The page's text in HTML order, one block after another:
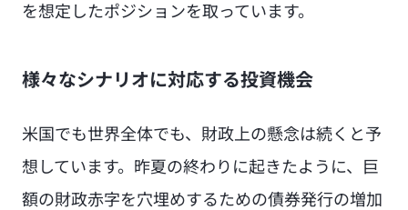
を想定したポジションを取っています。
様々なシナリオに対応する投資機会
米国でも世界全体でも、財政上の懸念は続くと予
想しています。昨夏の終わりに起きたように、巨
額の財政赤字を穴埋めするための債券発行の増加